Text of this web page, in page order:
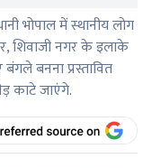
भोपाल में स्थानीय लोग
शिवाजी नगर के इलाके
बनना प्रस्तावित
काटे जाएंगे.